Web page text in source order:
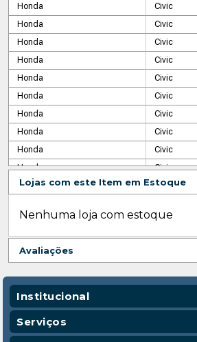
Honda
Civic
Honda
Civic
Honda
Civic
Honda
Civic
Honda
Civic
Honda
Civic
Honda
Civic
Honda
Civic
Honda
Civic
Honda
Civic
Honda
Civic
Lojas com este Item em Estoque
Nenhuma loja com estoque
Avaliações
Institucional
Quem Somos
Nossas Lojas
Serviços